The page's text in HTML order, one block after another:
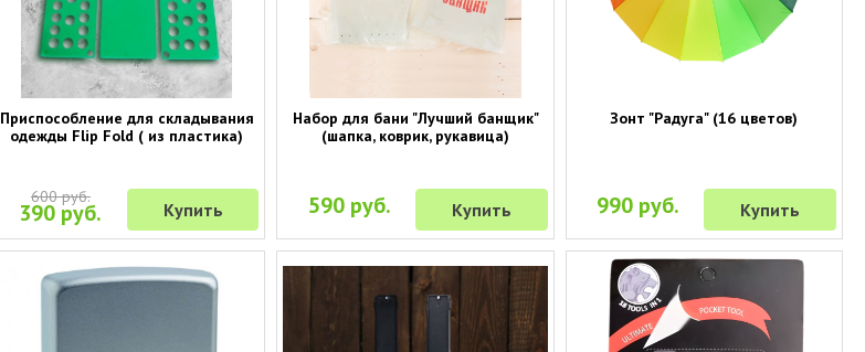
Приспособление для складывания
одежды Flip Fold ( из пластика)
600 руб.
390 руб. Купить
Набор для бани "Лучший банщик"
(шапка, коврик, рукавица)
590 руб. Купить
Зонт "Радуга" (16 цветов)
990 руб. Купить